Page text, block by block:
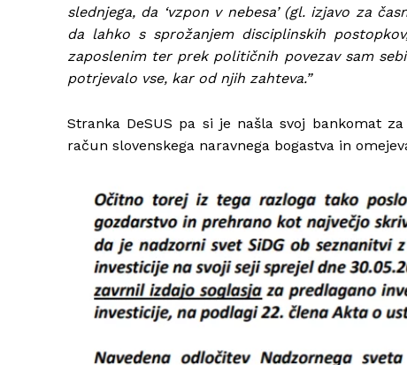
slednjega, da ‘vzpon v nebesa’ (gl. izjavo za
da lahko s sprožanjem disciplinskih
zaposlenim ter prek političnih povezav sam
potrjevalo vse, kar od njih zahteva.”
Stranka DeSUS pa si je našla svoj bankomat
račun slovenskega naravnega bogastva in